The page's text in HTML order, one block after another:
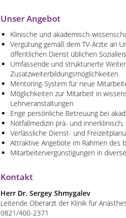
Unser Angebot
Klinische und akademisch-
Vergütung gemäß dem TV-Ärzte an
öffentlichen Dienst üblichen
Umfassende und strukturierte
Zusatzweiterbildungsmöglichkeiten
Mentoring-System für neue
Möglichkeiten zur Mitarbeit in
Lehrveranstaltungen
Enge persönliche Betreuung bei
Notfallmedizin prä- und
Verlässliche Dienst- und
Attraktive Angebote im Rahmen des
Mitarbeitervergünstigungen in
Kontakt
Herr Dr. Sergey Shmygalev
Leitende Oberarzt der Klinik für
0821/400-2371